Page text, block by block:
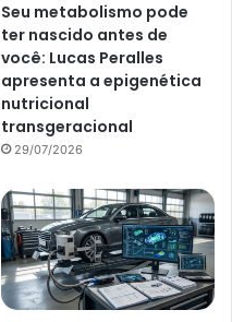
Seu metabolismo pode
ter nascido antes de
você: Lucas Peralles
apresenta a epigenética
nutricional
transgeracional
29/07/2026